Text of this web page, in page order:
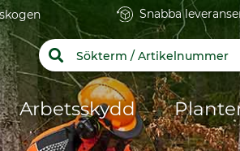
Snabba
Arbetsskydd